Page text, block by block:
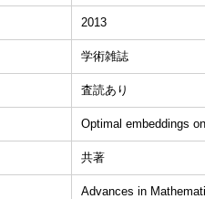
2013
学術雑誌
査読あり
Optimal embeddings
共著
Advances in